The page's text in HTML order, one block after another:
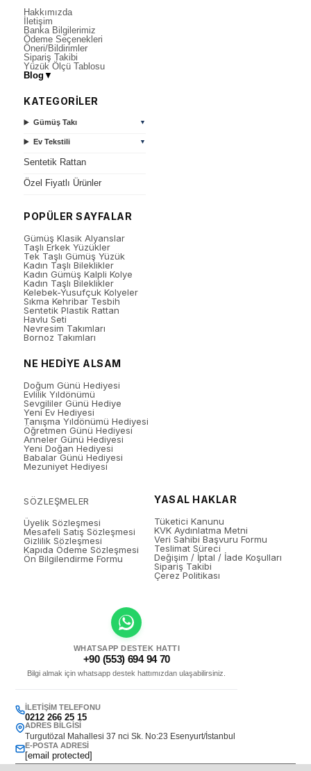
Hakkımızda
İletişim
Banka Bilgilerimiz
Ödeme Seçenekleri
Öneri/Bildirimler
Sipariş Takibi
Yüzük Ölçü Tablosu
Blog ▼
KATEGORİLER
Gümüş Takı ▼
Ev Tekstili ▼
Sentetik Rattan
Özel Fiyatlı Ürünler
POPÜLER SAYFALAR
Gümüş Klasik Alyanslar
Taşlı Erkek Yüzükler
Tek Taşlı Gümüş Yüzük
Kadın Taşlı Bileklikler
Kadın Gümüş Kalpli Kolye
Kadın Taşlı Bileklikler
Kelebek-Yusufçuk Kolyeler
Sıkma Kehribar Tesbih
Sentetik Plastik Rattan
Havlu Seti
Nevresim Takımları
Bornoz Takımları
NE HEDİYE ALSAM
Doğum Günü Hediyesi
Evlilik Yıldönümü
Sevgililer Günü Hediye
Yeni Ev Hediyesi
Tanışma Yıldönümü Hediyesi
Öğretmen Günü Hediyesi
Anneler Günü Hediyesi
Yeni Doğan Hediyesi
Babalar Günü Hediyesi
Mezuniyet Hediyesi
SÖZLEŞMELER
Üyelik Sözleşmesi
Mesafeli Satış Sözleşmesi
Gizlilik Sözleşmesi
Kapıda Ödeme Sözleşmesi
Ön Bilgilendirme Formu
YASAL HAKLAR
Tüketici Kanunu
KVK Aydınlatma Metni
Veri Sahibi Başvuru Formu
Teslimat Süreci
Değişim / İptal / İade Koşulları
Sipariş Takibi
Çerez Politikası
WHATSAPP DESTEK HATTI
+90 (553) 694 94 70
Bilgi almak için whatsapp destek hattımızdan ulaşabilirsiniz.
İLETIŞIM TELEFONU
0212 266 25 15
ADRES BILGISI
Turgutözal Mahallesi 37 nci Sk. No:23 Esenyurt/İstanbul
E-POSTA ADRESI
[email protected]